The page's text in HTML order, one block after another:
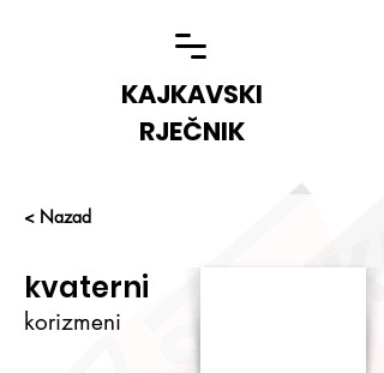
KAJKAVSKI
RJEČNIK
< Nazad
kvaterni
korizmeni